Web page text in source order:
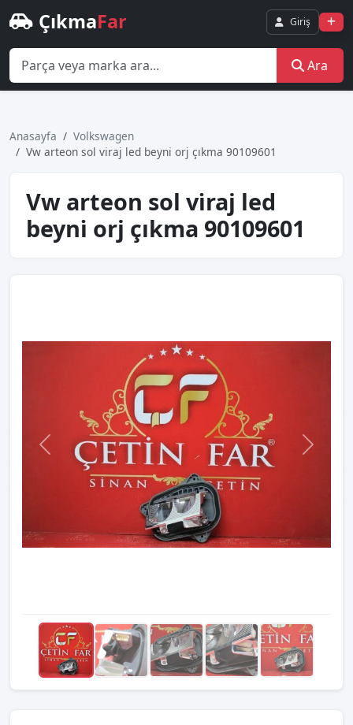
ÇıkmaFar Giriş
Ara
Anasayfa
Volkswagen
Vw arteon sol vi̇raj led beyni̇ orj çıkma 90109601
Vw arteon sol vi̇raj led
beyni̇ orj çıkma 90109601